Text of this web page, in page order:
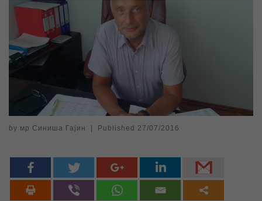
by мр Синиша Гајин Published 27/07/2016